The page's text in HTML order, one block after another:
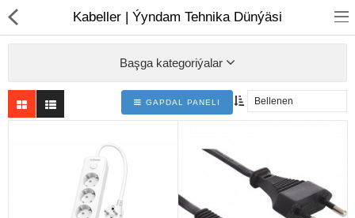
Monobloklar
Kabeller | Ýyndam Tehnika Dünýäsi
Başga kategoriýalar
GAPDAL PANELI